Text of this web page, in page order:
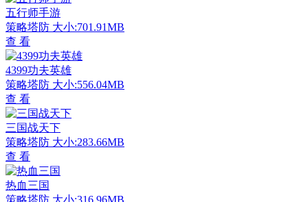
五行师手游
策略塔防 大小:701.91MB
查 看
4399功夫英雄
策略塔防 大小:556.04MB
查 看
三国战天下
策略塔防 大小:283.66MB
查 看
热血三国
策略塔防 大小:316.96MB